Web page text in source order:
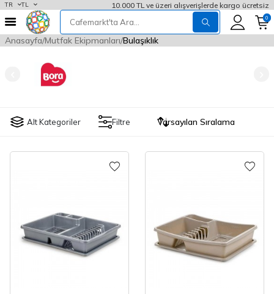
TR TL 10.000 TL ve üzeri alışverişlerde kargo ücretsiz
0
Anasayfa Mutfak Ekipmanları Bulaşıklık
Alt Kategoriler Filtre